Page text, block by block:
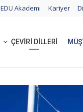
EDU Akademi Kariyer
ÇEVIRI DILLERI